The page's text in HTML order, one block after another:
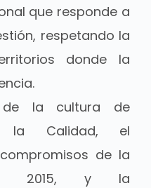
que responde a
respetando la
donde la
de la cultura de
la Calidad, el
de la
de 2015, y la